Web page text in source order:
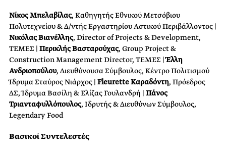
Νίκος Μπελαβίλας, Καθηγητής Εθνικού Μετσόβιου
Πολυτεχνείου & Δ/ντής Εργαστηρίου Αστικού Περιβάλλοντος |
Νικόλας Βιανέλλης, Director of Projects & Development,
TEMEΣ | Περικλής Βασταρούχας, Group Project &
Construction Management Director, ΤΕΜΕΣ |Έλλη
Ανδριοπούλου, Διευθύνουσα Σύμβουλος, Κέντρο Πολιτισμού
Ίδρυμα Σταύρος Νιάρχος | FleuretteΚαραδόντη, Πρόεδρος
ΔΣ, Ίδρυμα Βασίλη & Ελίζας Γουλανδρή | Πάνος
Τριανταφυλλόπουλος, Ιδρυτής & Διευθύνων Σύμβουλος,
Legendary Food
Βασικοί Συντελεστές